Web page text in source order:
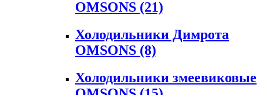
OMSONS (21)
Холодильники Димрота
OMSONS (8)
Холодильники змеевиковые